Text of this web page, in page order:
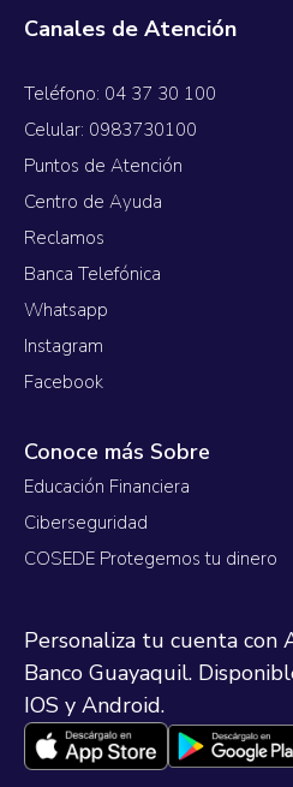
Canales de Atención
Teléfono: 04 37 30 100
Celular: 0983730100
Puntos de Atención
Centro de Ayuda
Reclamos
Banca Telefónica
Whatsapp
Instagram
Facebook
Conoce más Sobre
Educación Financiera
Ciberseguridad
COSEDE Protegemos tu dinero
Personaliza tu cuenta con
Banco Guayaquil.
IOS y Android.